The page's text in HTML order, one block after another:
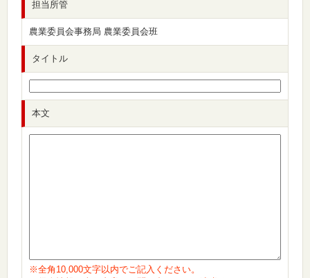
担当所管
農業委員会事務局 農業委員会班
タイトル
本文
※全角10,000文字以内でご記入ください。